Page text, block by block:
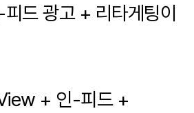
드 광고 + 리타게팅이
+ 인-피드 +